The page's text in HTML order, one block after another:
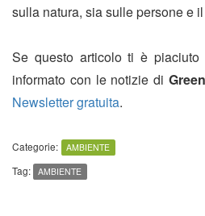
sulla natura, sia sulle persone e
Se questo articolo ti è
informato con le notizie di
Newsletter gratuita.
Categorie: AMBIENTE
Tag: AMBIENTE